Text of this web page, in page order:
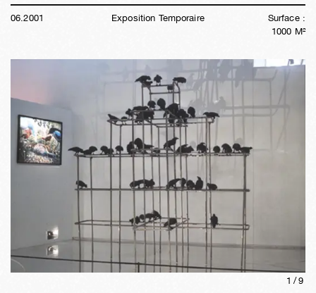
06.2001 Exposition Temporaire
Surface :
1000 M²
1/9